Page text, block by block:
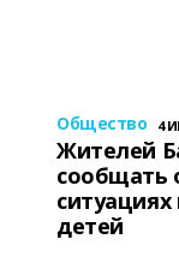
Общество 4
Жителей
сообщать
детей